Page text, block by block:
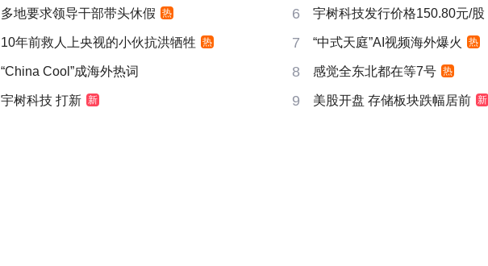
多地要求领导干部带头休假 热 6 宇树科技发行价格150.80元/股
10年前救人上央视的小伙抗洪牺牲 热 7 “中式天庭”AI视频海外爆火 热
“China Cool”成海外热词 8 感觉全东北都在等7号 热
宇树科技 打新 新 9 美股开盘 存储板块跌幅居前 新